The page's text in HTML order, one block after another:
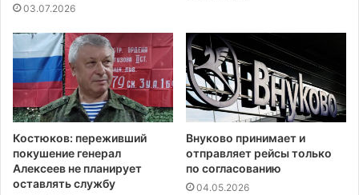
03.07.2026
Костюков: переживший
покушение генерал
Алексеев не планирует
оставлять службу
Внуково принимает и
отправляет рейсы только
по согласованию
04.05.2026